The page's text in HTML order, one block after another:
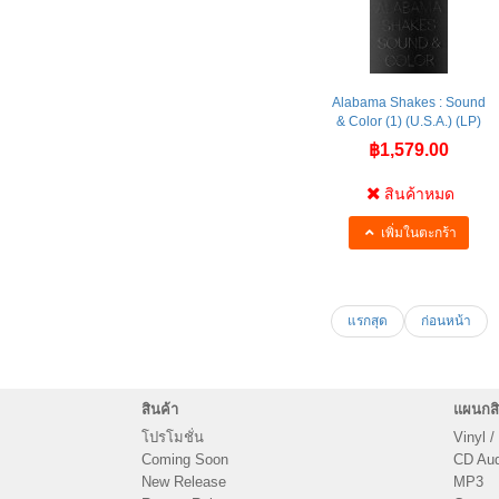
Alabama Shakes : Sound
& Color (1) (U.S.A.) (LP)
฿1,579.00
สินค้าหมด
เพิ่มในตะกร้า
แรกสุด ก่อนหน้า
สินค้า
โปรโมชั่น
Coming Soon
New Release
แผนก
Vinyl /
CD
MP3